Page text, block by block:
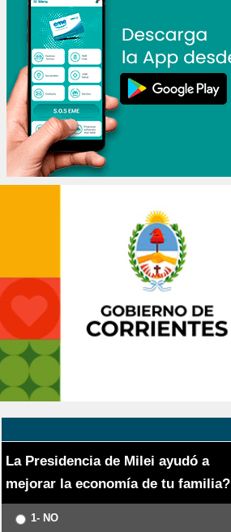
La Presidencia de Milei ayudó a
mejorar la economía de tu familia?
1- NO